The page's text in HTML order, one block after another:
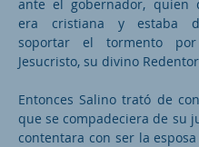
ante el gobernador, quien
era cristiana y estaba
soportar el tormento
Jesucristo, su divino
Entonces Salino trató de
que se compadeciera de su
contentara con ser la